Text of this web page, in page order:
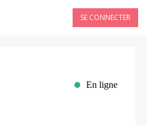
SE CONNECTER
En ligne